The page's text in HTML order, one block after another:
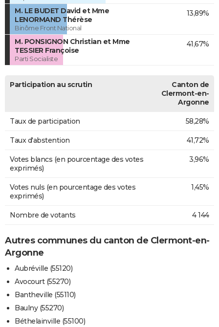
M. LE BUDET David et Mme
LENORMAND Thérèse
Binôme Front National
13,89%
M. PONSIGNON Christian et Mme
TESSIER Françoise
Parti Socialiste
41,67%
Participation au scrutin
Canton de
Clermont-en-
Argonne
Taux de participation 58,28%
Taux d'abstention 41,72%
Votes blancs (en pourcentage des votes
exprimés)
3,96%
Votes nuls (en pourcentage des votes
exprimés)
1,45%
Nombre de votants 4 144
Autres communes du canton de Clermont-en-
Argonne
Aubréville (55120)
Avocourt (55270)
Bantheville (55110)
Baulny (55270)
Béthelainville (55100)